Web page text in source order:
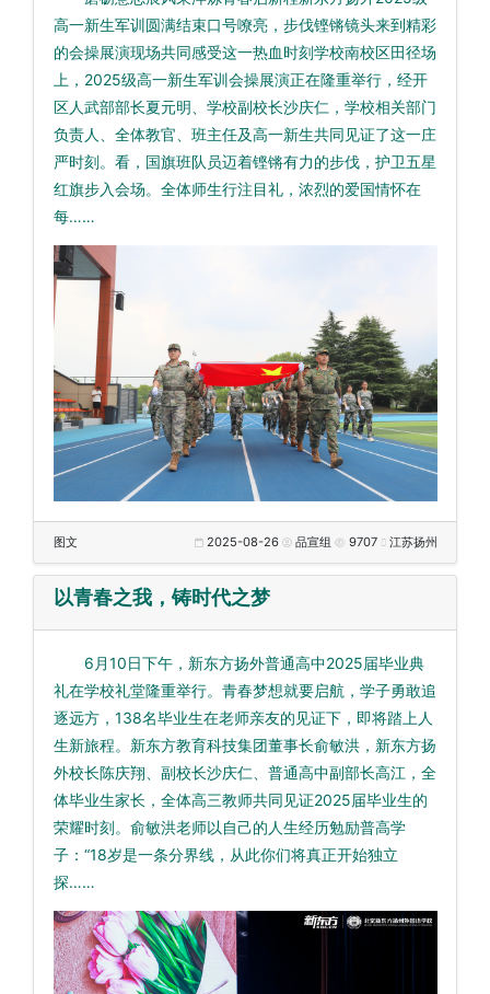
高一新生军训圆满结束口号嘹亮，步伐铿锵镜头来到精彩
的会操展演现场共同感受这一热血时刻学校南校区田径场
上，2025级高一新生军训会操展演正在隆重举行，经开
区人武部部长夏元明、学校副校长沙庆仁，学校相关部门
负责人、全体教官、班主任及高一新生共同见证了这一庄
严时刻。看，国旗班队员迈着铿锵有力的步伐，护卫五星
红旗步入会场。全体师生行注目礼，浓烈的爱国情怀在
每……
图文 2025-08-26 品宣组 9707 江苏扬州
以青春之我，铸时代之梦
6月10日下午，新东方扬外普通高中2025届毕业典
礼在学校礼堂隆重举行。青春梦想就要启航，学子勇敢追
逐远方，138名毕业生在老师亲友的见证下，即将踏上人
生新旅程。新东方教育科技集团董事长俞敏洪，新东方扬
外校长陈庆翔、副校长沙庆仁、普通高中副部长高江，全
体毕业生家长，全体高三教师共同见证2025届毕业生的
荣耀时刻。俞敏洪老师以自己的人生经历勉励普高学
子：“18岁是一条分界线，从此你们将真正开始独立
探……